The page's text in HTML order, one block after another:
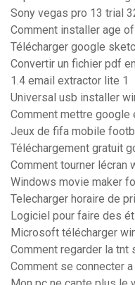
Sony vegas pro 13 trial
Comment installer age
Télécharger google
Convertir un fichier pdf
1.4 email extractor lite 1
Universal usb installer
Comment mettre google
Jeux de fifa mobile
Téléchargement gratuit
Comment tourner lécran
Windows movie maker
Telecharger horaire de
Logiciel pour faire des
Microsoft télécharger
Comment regarder la tnt
Comment se connecter